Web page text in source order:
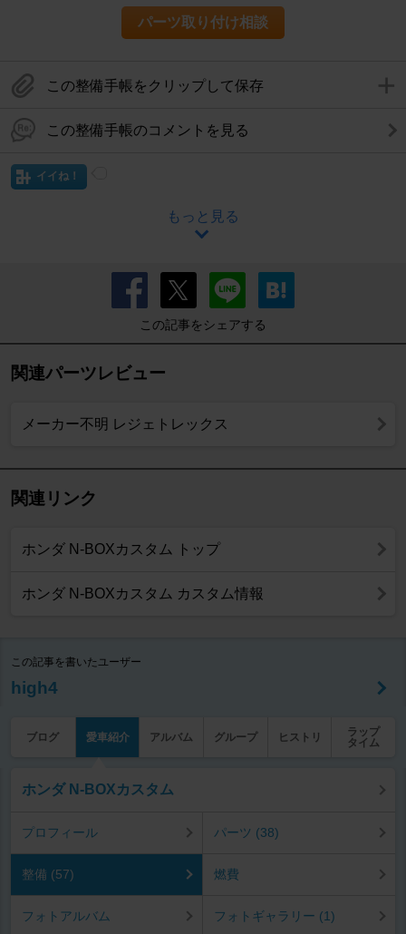
パーツ取り付け相談
この整備手帳をクリップして保存
この整備手帳のコメントを見る
イイね！
もっと見る
この記事をシェアする
関連パーツレビュー
メーカー不明 レジェトレックス
関連リンク
ホンダ N-BOXカスタム トップ
ホンダ N-BOXカスタム カスタム情報
この記事を書いたユーザー
high4
ブログ 愛車紹介 アルバム グループ ヒストリ
ラップ
タイム
ホンダ N-BOXカスタム
プロフィール パーツ (38)
整備 (57) 燃費
フォトアルバム フォトギャラリー (1)